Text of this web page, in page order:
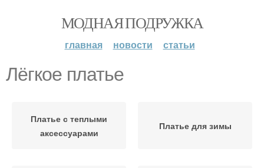
МОДНАЯ ПОДРУЖКА
главная новости статьи
Лёгкое платье
Платье с теплыми
аксессуарами
Платье для зимы